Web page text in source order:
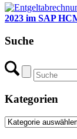
2023 im SAP
Suche
Kategorien
Kategorien